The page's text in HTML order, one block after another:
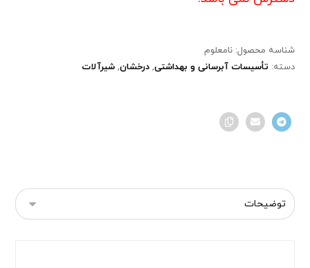
شناسه محصول:نامعلوم
دسته: تأسیسات آبرسانی و بهداشتی,درخشان,شیرآلات